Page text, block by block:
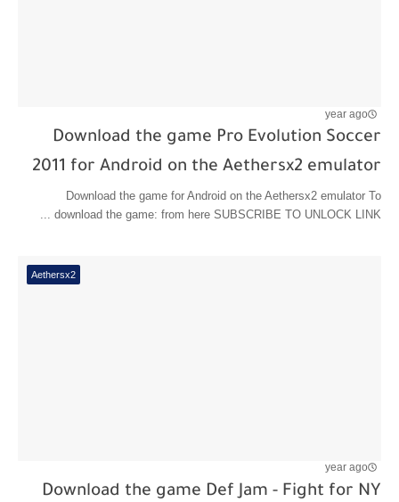
year ago
Download the game Pro Evolution Soccer
2011 for Android on the Aethersx2 emulator
Download the game for Android on the Aethersx2 emulator To
download the game: from here SUBSCRIBE TO UNLOCK LINK ...
Aethersx2
year ago
Download the game Def Jam - Fight for NY